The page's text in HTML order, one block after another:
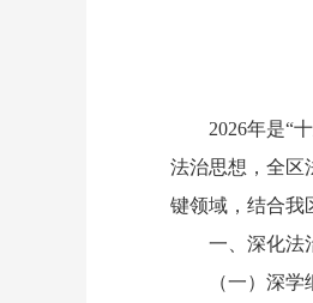
2026年是“十
法治思想，全区
键领域，结合我
一、深化法治
（一）深学细